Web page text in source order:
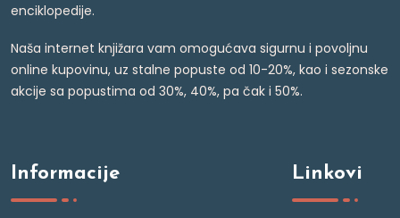
enciklopedije.
Naša internet knjižara vam omogućava sigurnu i povoljnu
online kupovinu, uz stalne popuste od 10-20%, kao i sezonske
akcije sa popustima od 30%, 40%, pa čak i 50%.
Informacije Linkovi